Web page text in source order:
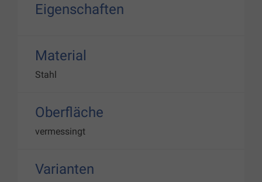
Eigenschaften
Material
Stahl
Oberfläche
vermessingt
Varianten